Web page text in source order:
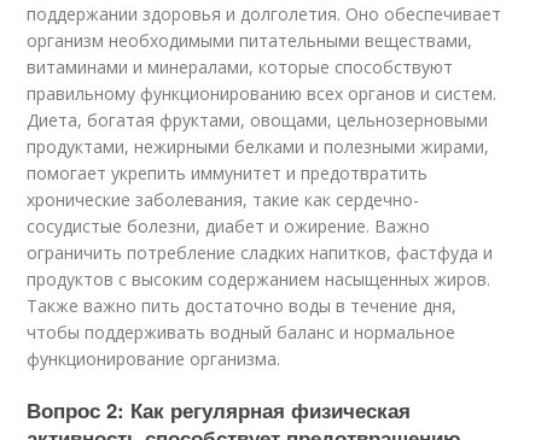
поддержании здоровья и долголетия. Оно обеспечивает
организм необходимыми питательными веществами,
витаминами и минералами, которые способствуют
правильному функционированию всех органов и систем.
Диета, богатая фруктами, овощами, цельнозерновыми
продуктами, нежирными белками и полезными жирами,
помогает укрепить иммунитет и предотвратить
хронические заболевания, такие как сердечно-
сосудистые болезни, диабет и ожирение. Важно
ограничить потребление сладких напитков, фастфуда и
продуктов с высоким содержанием насыщенных жиров.
Также важно пить достаточно воды в течение дня,
чтобы поддерживать водный баланс и нормальное
функционирование организма.
Вопрос 2: Как регулярная физическая